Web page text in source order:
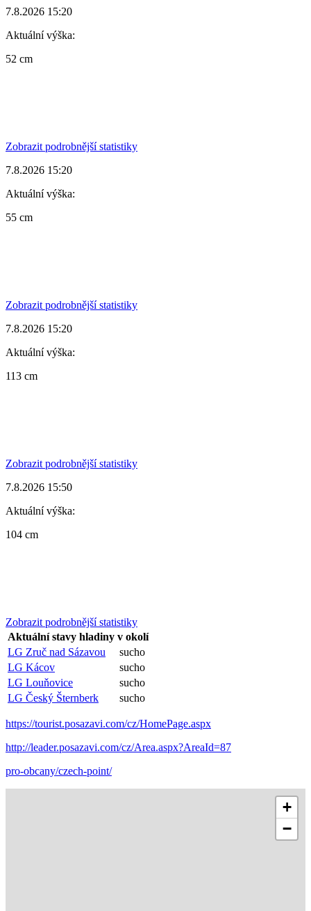
7.8.2026 15:20
Aktuální výška:
52 cm
Zobrazit podrobnější statistiky
7.8.2026 15:20
Aktuální výška:
55 cm
Zobrazit podrobnější statistiky
7.8.2026 15:20
Aktuální výška:
113 cm
Zobrazit podrobnější statistiky
7.8.2026 15:50
Aktuální výška:
104 cm
Zobrazit podrobnější statistiky
Aktuální stavy hladiny v okolí
LG Zruč nad Sázavou
sucho
LG Kácov
sucho
LG Louňovice
sucho
LG Český Šternberk
sucho
https://tourist.posazavi.com/cz/HomePage.aspx
http://leader.posazavi.com/cz/Area.aspx?AreaId=87
pro-obcany/czech-point/
+
−